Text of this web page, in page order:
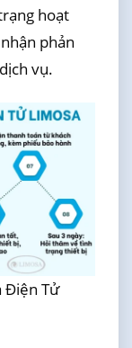
hoạt
phản
vụ.
Điện Tử